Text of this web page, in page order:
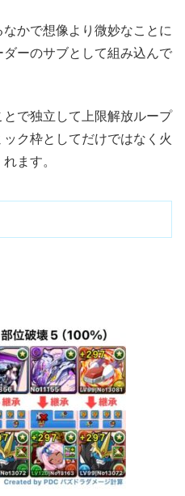
かで想像より微妙なことに
ーのサブとして組み込んで
で独立して上限解放ループ
ク枠としてだけではなく火
ます。